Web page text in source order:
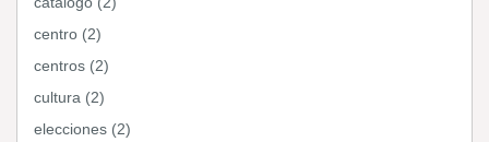
centro (2)
centros (2)
cultura (2)
elecciones (2)